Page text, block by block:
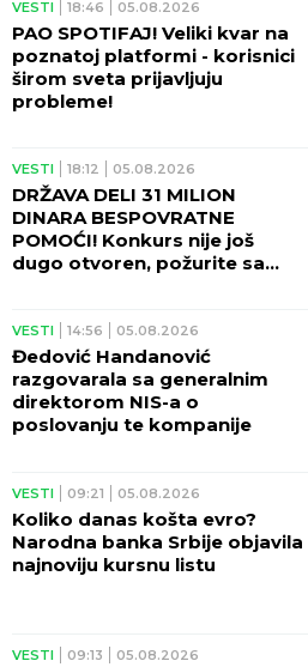
VESTI 18:46 05.08.2026
PAO SPOTIFAJ! Veliki kvar na
poznatoj platformi - korisnici
širom sveta prijavljuju
probleme!
VESTI 18:12 05.08.2026
DRŽAVA DELI 31 MILION
DINARA BESPOVRATNE
POMOĆI! Konkurs nije još
dugo otvoren, požurite sa
VESTI 14:56 05.08.2026
Đedović Handanović
razgovarala sa generalnim
direktorom NIS-a o
poslovanju te kompanije
VESTI 09:21 05.08.2026
Koliko danas košta evro?
Narodna banka Srbije objavila
najnoviju kursnu listu
VESTI 09:13 05.08.2026